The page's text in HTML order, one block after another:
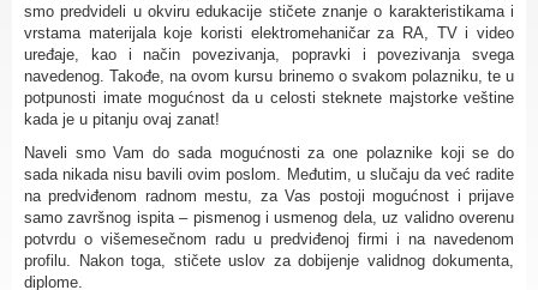
smo predvideli u okviru edukacije stičete znanje o karakteristikama i
vrstama materijala koje koristi elektromehaničar za RA, TV i video
uređaje, kao i način povezivanja, popravki i povezivanja svega
navedenog. Takođe, na ovom kursu brinemo o svakom polazniku, te u
potpunosti imate mogućnost da u celosti steknete majstorke veštine
kada je u pitanju ovaj zanat!
Naveli smo Vam do sada mogućnosti za one polaznike koji se do
sada nikada nisu bavili ovim poslom. Međutim, u slučaju da već radite
na predviđenom radnom mestu, za Vas postoji mogućnost i prijave
samo završnog ispita – pismenog i usmenog dela, uz validno overenu
potvrdu o višemesečnom radu u predviđenoj firmi i na navedenom
profilu. Nakon toga, stičete uslov za dobijenje validnog dokumenta,
diplome.